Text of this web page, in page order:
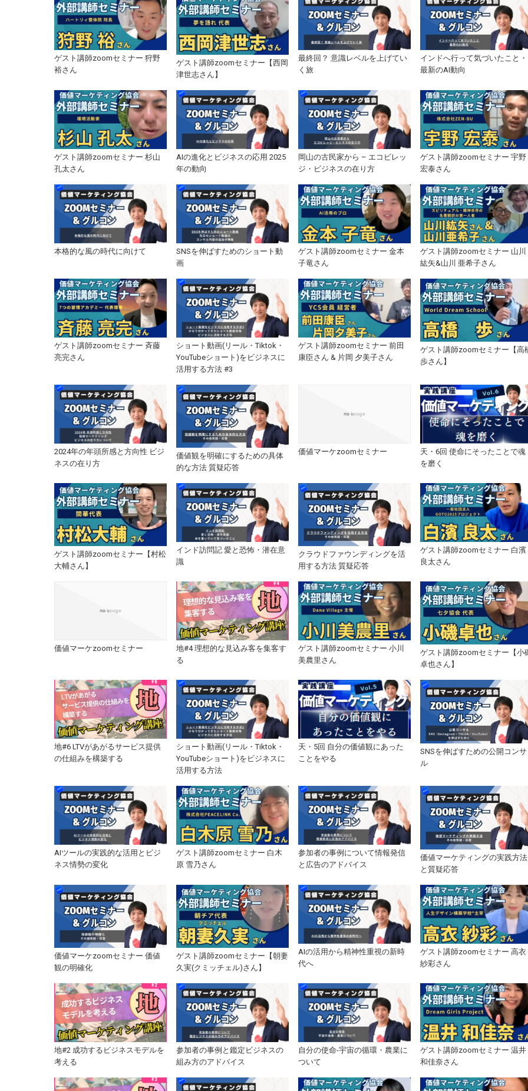
ゲスト講師zoomセミナー 狩野
裕さん
ゲスト講師zoomセミナー【西岡
津世志さん】
最終回？ 意識レベルを上げてい
く旅
インドへ行って気づいたこと・
最新のAI動向
ゲスト講師zoomセミナー 杉山
孔太さん
AIの進化とビジネスの応用 2025
年の動向
岡山の古民家から – エコビレッ
ジ・ビジネスの在り方
ゲスト講師zoomセミナー 宇野
宏泰さん
本格的な風の時代に向けて
SNSを伸ばすためのショート動
画
ゲスト講師zoomセミナー 金本
子竜さん
ゲスト講師zoomセミナー 山川
紘矢&山川 亜希子さん
ゲスト講師zoomセミナー 斉藤
亮完さん
ショート動画(リール・Tiktok・
YouTubeショート)をビジネスに
活用する方法 #3
ゲスト講師zoomセミナー 前田
康臣さん & 片岡 夕美子さん
ゲスト講師zoomセミナー【高
歩さん】
2024年の年頭所感と方向性 ビジ
ネスの在り方
価値観を明確にするための具体
的な方法 質疑応答
価値マーケzoomセミナー
天・6回 使命にそったことで魂
を磨く
ゲスト講師zoomセミナー【村松
大輔さん】
インド訪問記 愛と恐怖・潜在意
識
クラウドファウンディングを活
用する方法 質疑応答
ゲスト講師zoomセミナー 白濱
良太さん
価値マーケzoomセミナー
地#4 理想的な見込み客を集客す
る
ゲスト講師zoomセミナー 小川
美農里さん
ゲスト講師zoomセミナー【小
卓也さん】
地#6 LTVがあがるサービス提供
の仕組みを構築する
ショート動画(リール・Tiktok・
YouTubeショート)をビジネスに
活用する方法
天・5回 自分の価値観にあった
ことをやる
SNSを伸ばすための公開コンサ
ル
AIツールの実践的な活用とビジ
ネス情勢の変化
ゲスト講師zoomセミナー 白木
原 雪乃さん
参加者の事例について情報発信
と広告のアドバイス
価値マーケティングの実践方法
と質疑応答
価値マーケzoomセミナー 価値
観の明確化
ゲスト講師zoomセミナー【朝妻
久実(クミッチェル)さん】
AIの活用から精神性重視の新時
代へ
ゲスト講師zoomセミナー 高衣
紗彩さん
地#2 成功するビジネスモデルを
考える
参加者の事例と鑑定ビジネスの
組み方のアドバイス
自分の使命-宇宙の循環・農業に
ついて
ゲスト講師zoomセミナー 温井
和佳奈さん